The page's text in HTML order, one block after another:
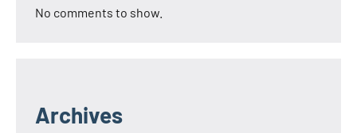
No comments to show.
Archives